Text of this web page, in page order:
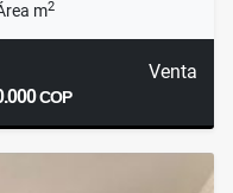
m2
Venta
COP